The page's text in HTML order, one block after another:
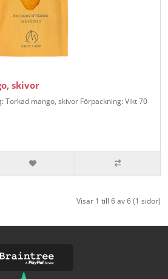
skivor
Torkad mango, skivor Förpackning: Vikt 70
Visar 1 till 6 av 6 (1 sidor)